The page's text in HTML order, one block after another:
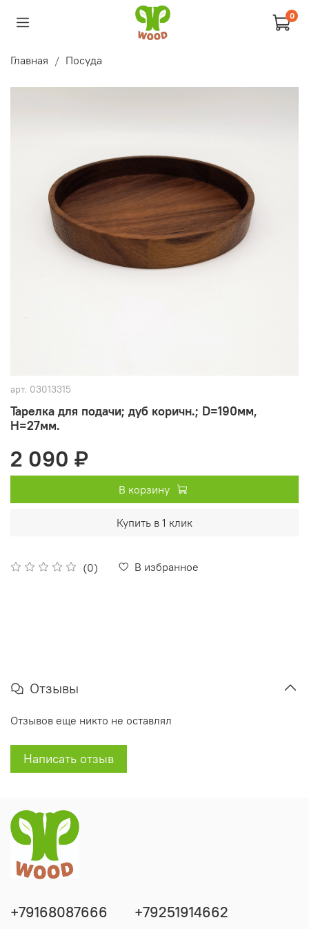
0
Главная Посуда
арт. 03013315
Тарелка для подачи; дуб коричн.; D=190мм,
H=27мм.
(0) В избранное
2 090 ₽
В корзину
Купить в 1 клик
Отзывы
Отзывов еще никто не оставлял
Написать отзыв
+79168087666 +79251914662